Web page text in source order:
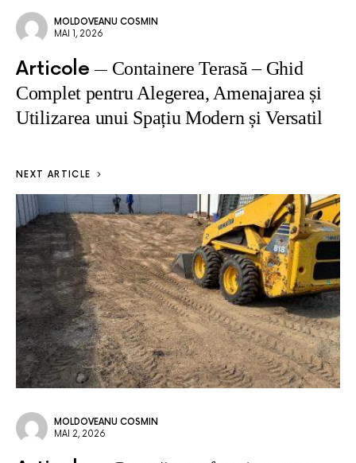
MOLDOVEANU COSMIN
MAI 1, 2026
Articole
Containere Terasă – Ghid
Complet pentru Alegerea, Amenajarea și
Utilizarea unui Spațiu Modern și Versatil
NEXT ARTICLE
MOLDOVEANU COSMIN
MAI 2, 2026